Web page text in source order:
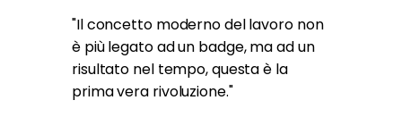
"Il concetto moderno del lavoro non
è più legato ad un badge, ma ad un
risultato nel tempo, questa è la
prima vera rivoluzione."